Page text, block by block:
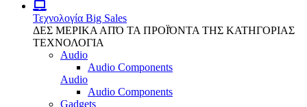
Τεχνολογία Big Sales
ΔΕΣ ΜΕΡΙΚΑ ΑΠΌ ΤΑ ΠΡΟΪΌΝΤΑ ΤΗΣ ΚΑΤΗΓΟΡΙΑΣ
ΤΕΧΝΟΛΟΓΙΑ
Audio
Audio Components
Audio
Audio Components
Gadgets